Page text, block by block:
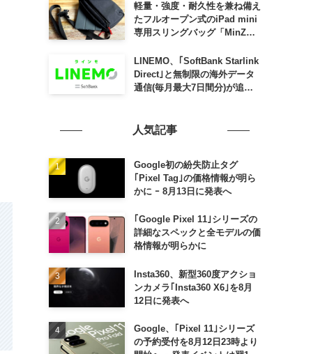
軽量・強度・耐久性を兼ね備え
たフルオープン式のiPad mini
専用スリングバッグ「MinZ
発売
LINEMO、｢SoftBank Starlink
Direct｣と無制限の海外データ
通信(毎月最大7日間分)が追加
人気記事
Google初の紛失防止タグ
｢Pixel Tag｣の価格情報が明ら
かに ｰ 8月13日に発表へ
｢Google Pixel 11｣シリーズの
詳細なスペックと全モデルの価
格情報が明らかに
Insta360、新型360度アクショ
ンカメラ｢Insta360 X6｣を8月
12日に発表へ
Google、｢Pixel 11｣シリーズ
の予約受付を8月12日23時より